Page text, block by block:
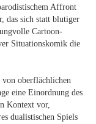
Affront
das sich statt blutiger
Cartoon-
Situationskomik die
von oberflächlichen
eine Einordnung des
Kontext vor,
dualistischen Spiels